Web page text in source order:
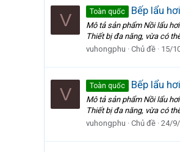
V Toàn quốc Bếp lẩu
Mô tả sản phẩm Nồi lẩu
Thiết bị đa năng, vừa có
vuhongphu
Chủ đề 15/
V Toàn quốc Bếp lẩu
Mô tả sản phẩm Nồi lẩu
Thiết bị đa năng, vừa có
vuhongphu
Chủ đề 24/